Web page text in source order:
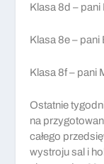
Klasa 8d – pani
Klasa 8e – pani
Klasa 8f – pani
Ostatnie
na
całego
wystroju sal i